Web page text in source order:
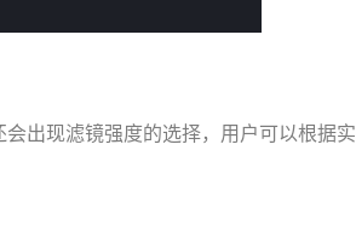
出现滤镜强度的选择，用户可以根据实